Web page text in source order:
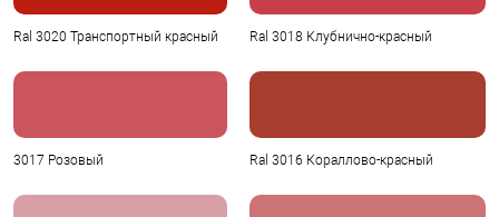
Ral 3020 Транспортный красный Ral 3018 Клубнично-красный
3017 Розовый Ral 3016 Кораллово-красный